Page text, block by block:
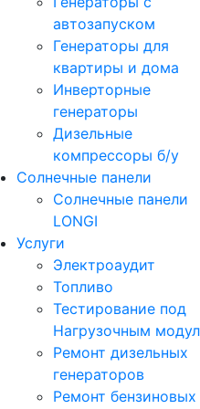
автозапуском
Генераторы для
квартиры и дома
Инверторные
генераторы
Дизельные
компрессоры б/у
Солнечные панели
Солнечные панели
LONGI
Услуги
Электроаудит
Топливо
Тестирование под
Нагрузочным
Ремонт дизельных
генераторов
Ремонт бензиновых